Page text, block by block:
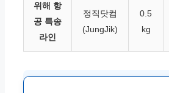
위해 항
공 특송
라인
정직닷컴
(JungJik)
0.5
kg